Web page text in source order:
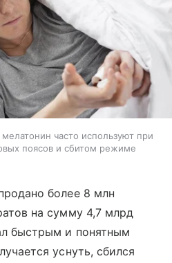
часто используют при
поясов и сбитом режиме
более 8 млн
на сумму 4,7 млрд
быстрым и понятным
уснуть, сбился